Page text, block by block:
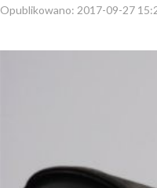
Opublikowano: 2017-09-27